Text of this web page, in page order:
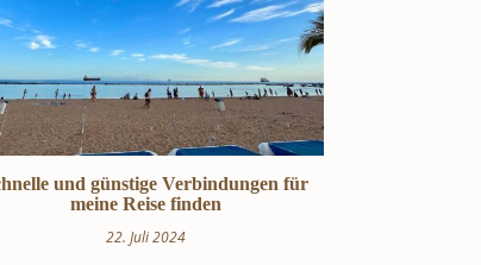
Schweden Urlaub – Haus am See in
Uppland
24. März 2024